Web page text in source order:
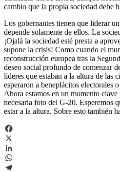
cambio que la propia sociedad debe
Los gobernantes tienen que liderar
depende solamente de ellos. La
¡Ojalá la sociedad esté presta a
supone la crisis! Como cuando el
reconstrucción europea tras la
deseo social profundo de comenzar
líderes que estaban a la altura de las
esperaron a beneplácitos electorales
Ahora estamos en un momento clave
necesaria foto del G-20. Esperemos
estar a la altura. Sobre esto también
Facebook
X
LinkedIn
WhatsApp